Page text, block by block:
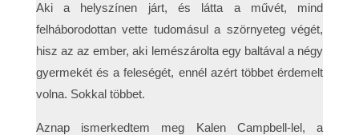
Aki a helyszínen járt, és látta a művét, mind
felháborodottan vette tudomásul a szörnyeteg végét,
hisz az az ember, aki lemészárolta egy baltával a négy
gyermekét és a feleségét, ennél azért többet érdemelt
volna. Sokkal többet.
Aznap ismerkedtem meg Kalen Campbell-lel, a